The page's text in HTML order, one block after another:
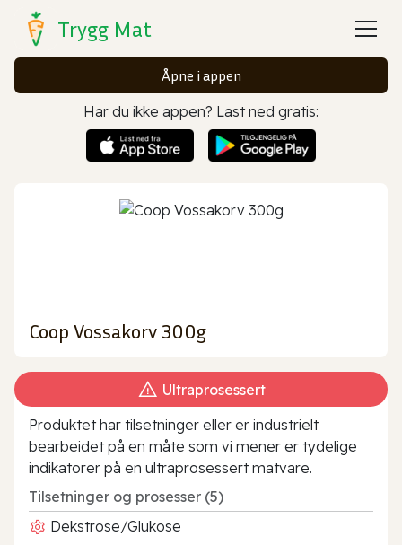
Trygg Mat
Åpne i appen
Har du ikke appen? Last ned gratis:
Coop Vossakorv 300g
Ultraprosessert
Produktet har tilsetninger eller er industrielt
bearbeidet på en måte som vi mener er tydelige
indikatorer på en ultraprosessert matvare.
Tilsetninger og prosesser (5)
Dekstrose/Glukose